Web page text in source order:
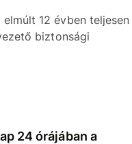
12 évben teljesen
biztonsági
24 órájában a